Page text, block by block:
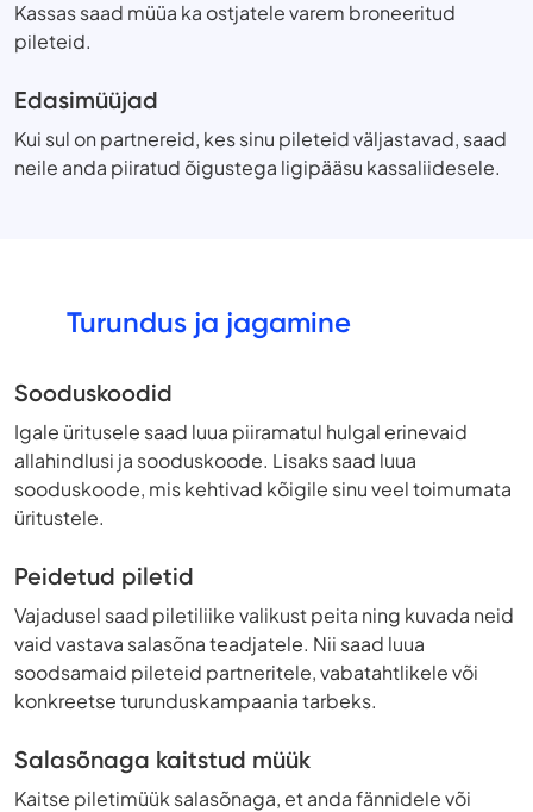
Kassas saad müüa ka ostjatele varem broneeritud
pileteid.
Edasimüüjad
Kui sul on partnereid, kes sinu pileteid väljastavad, saad
neile anda piiratud õigustega ligipääsu kassaliidesele.
Turundus ja jagamine
Sooduskoodid
Igale üritusele saad luua piiramatul hulgal erinevaid
allahindlusi ja sooduskoode. Lisaks saad luua
sooduskoode, mis kehtivad kõigile sinu veel toimumata
üritustele.
Peidetud piletid
Vajadusel saad piletiliike valikust peita ning kuvada neid
vaid vastava salasõna teadjatele. Nii saad luua
soodsamaid pileteid partneritele, vabatahtlikele või
konkreetse turunduskampaania tarbeks.
Salasõnaga kaitstud müük
Kaitse piletimüük salasõnaga, et anda fännidele või